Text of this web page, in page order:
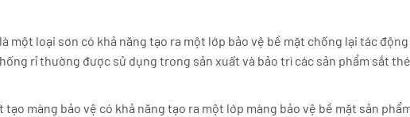
một loại sơn có khả năng tạo ra một lớp bảo vệ bề mặt chống lại tác
rỉ thường được sử dụng trong sản xuất và bảo trì các sản phẩm sắt
màng bảo vệ có khả năng tạo ra một lớp màng bảo vệ bề mặt sản